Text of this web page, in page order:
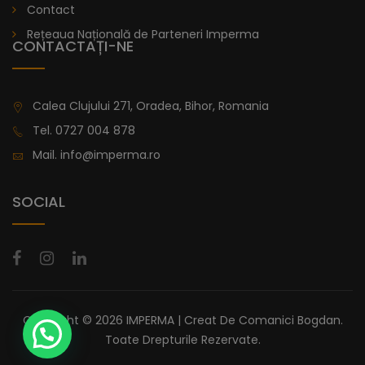
Contact
Rețeaua Națională de Parteneri Imperma
CONTACTAȚI-NE
Calea Clujului 271, Oradea, Bihor, Romania
Tel. 0727 004 878
Mail. info@imperma.ro
SOCIAL
Copyright © 2026 IMPERMA | Creat De Comanici Bogdan.
Toate Drepturile Rezervate.